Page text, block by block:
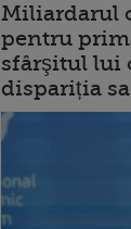
Miliardarul
pentru
sfârşitul lui
dispariția